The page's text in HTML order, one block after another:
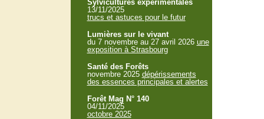
Sylvicultures expérimentales
13/11/2025
trucs et astuces pour le futur
Lumières sur le vivant
du 7 novembre au 27 avril 2026 une
exposition à Strasbourg
Santé des Forêts
novembre 2025 dépérissements
des essences principales et alertes
Forêt Mag N° 140
04/11/2025
octobre 2025